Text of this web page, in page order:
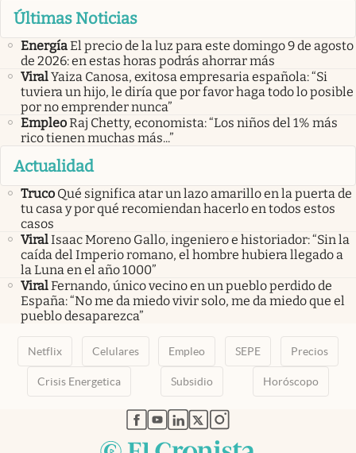
Últimas Noticias
EnergíaEl precio de la luz para este domingo 9 de agosto
de 2026: en estas horas podrás ahorrar más
ViralYaiza Canosa, exitosa empresaria española: “Si
tuviera un hijo, le diría que por favor haga todo lo posible
por no emprender nunca”
EmpleoRaj Chetty, economista: “Los niños del 1% más
rico tienen muchas más...”
Actualidad
Truco Qué significa atar un lazo amarillo en la puerta de
tu casa y por qué recomiendan hacerlo en todos estos
casos
ViralIsaac Moreno Gallo, ingeniero e historiador: “Sin la
caída del Imperio romano, el hombre hubiera llegado a
la Luna en el año 1000”
ViralFernando, único vecino en un pueblo perdido de
España: “No me da miedo vivir solo, me da miedo que el
pueblo desaparezca”
Netflix Celulares Empleo SEPE Precios
Crisis Energetica Subsidio Horóscopo
abre en nueva pestaña
abre en nueva pestaña
abre en nueva pestaña
abre en nueva pestaña
abre en nueva pestaña